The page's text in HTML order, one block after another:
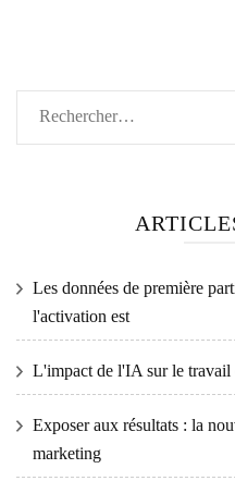
Rechercher :
Les données de première
l'activation est
L'impact de l'IA sur le travail
Exposer aux résultats : la
marketing